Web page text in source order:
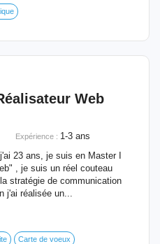
Web
Expérience : 1-3 ans
23 ans, je suis en Master I
, je suis un réel couteau
stratégie de communication
j'ai réalisée un...
Carte de voeux